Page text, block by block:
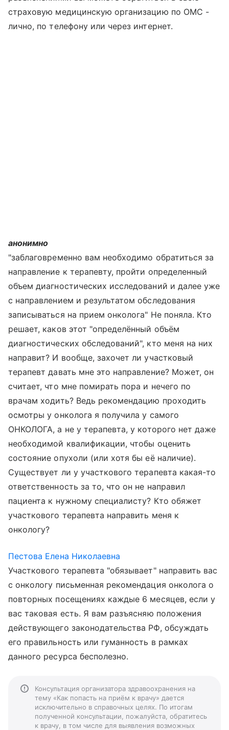
страховую медицинскую организацию по ОМС -
лично, по телефону или через интернет.
анонимно
"заблаговременно вам необходимо обратиться за
направление к терапевту, пройти определенный
объем диагностических исследований и далее уже
с направлением и результатом обследования
записываться на прием онколога" Не поняла. Кто
решает, каков этот "определённый объём
диагностических обследований", кто меня на них
направит? И вообще, захочет ли участковый
терапевт давать мне это направление? Может, он
считает, что мне помирать пора и нечего по
врачам ходить? Ведь рекомендацию проходить
осмотры у онколога я получила у самого
ОНКОЛОГА, а не у терапевта, у которого нет даже
необходимой квалификации, чтобы оценить
состояние опухоли (или хотя бы её наличие).
Существует ли у участкового терапевта какая-то
ответственность за то, что он не направил
пациента к нужному специалисту? Кто обяжет
участкового терапевта направить меня к
онкологу?
Пестова Елена Николаевна
Участкового терапевта "обязывает" направить вас
с онкологу письменная рекомендация онколога о
повторных посещениях каждые 6 месяцев, если у
вас таковая есть. Я вам разъясняю положения
действующего законодательства РФ, обсуждать
его правильность или гуманность в рамках
данного ресурса бесполезно.
Консультация организатора здравоохранения на
тему «Как попасть на приём к врачу» дается
исключительно в справочных целях. По итогам
полученной консультации, пожалуйста, обратитесь
к врачу, в том числе для выявления возможных